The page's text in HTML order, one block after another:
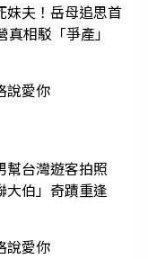
妹夫！岳母追思首
相駁「爭產」
說愛你
幫台灣遊客拍照
大伯」奇蹟重逢
說愛你